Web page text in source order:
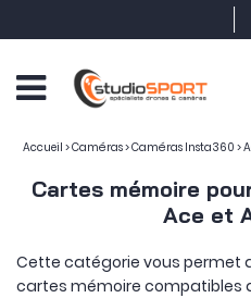
Accueil >Caméras>Caméras Insta360 >
Cartes mémoire
Ace et
Cette catégorie vous permet
cartes mémoire compatibles